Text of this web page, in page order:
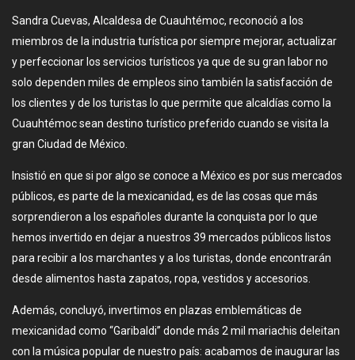
Sandra Cuevas, Alcaldesa de Cuauhtémoc, reconoció a los
miembros de la industria turística por siempre mejorar, actualizar
y perfeccionar los servicios turísticos ya que de su gran labor no
solo dependen miles de empleos sino también la satisfacción de
los clientes y de los turistas lo que permite que alcaldías como la
Cuauhtémoc sean destino turístico preferido cuando se visita la
gran Ciudad de México.
Insistió en que si por algo se conoce a México es por sus mercados
públicos, es parte de la mexicanidad, es de las cosas que más
sorprendieron a los españoles durante la conquista por lo que
hemos invertido en dejar a nuestros 39 mercados públicos listos
para recibir a los marchantes y a los turistas, donde encontrarán
desde alimentos hasta zapatos, ropa, vestidos y accesorios.
Además, concluyó, invertimos en plazas emblemáticas de
mexicanidad como “Garibaldi” donde más 2 mil mariachis deleitan
con la música popular de nuestro país: acabamos de inaugurar las